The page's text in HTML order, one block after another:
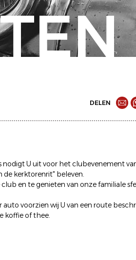
DELEN
nodigt U uit voor het clubevenement
de kerktorenrit" beleven.
en te genieten van onze familiale
voorzien wij U van een route
koffie of thee.